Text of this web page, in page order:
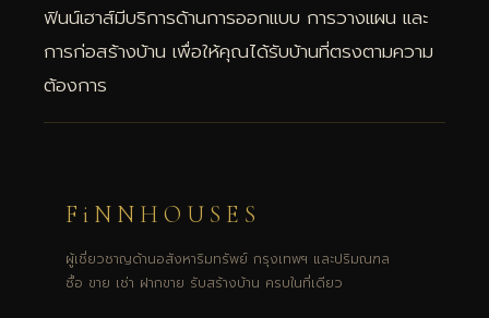
ฟินน์เฮาส์มีบริการด้านการออกแบบ การวางแผน และ
การก่อสร้างบ้าน เพื่อให้คุณได้รับบ้านที่ตรงตามความ
ต้องการ
FiNNHOUSES
ผู้เชี่ยวชาญด้านอสังหาริมทรัพย์ กรุงเทพฯ และปริมณฑล
ซื้อ ขาย เช่า ฝากขาย รับสร้างบ้าน ครบในที่เดียว